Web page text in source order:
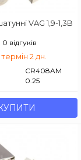
VAG 1,9-1,3B
0 відгуків
термін 2 дн.
CR408AM
0.25